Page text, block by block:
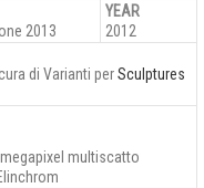
2013
YEAR
2012
di Varianti perSculptures
multiscatto